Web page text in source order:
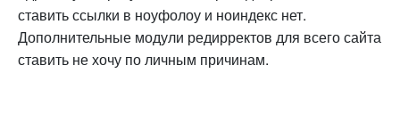
ставить ссылки в ноуфолоу и ноиндекс нет.
Дополнительные модули редирректов для всего сайта
ставить не хочу по личным причинам.